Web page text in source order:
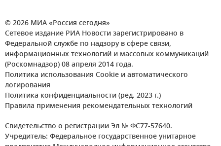
© 2026 МИА «Россия сегодня»
Сетевое издание РИА Новости зарегистрировано в
Федеральной службе по надзору в сфере связи,
информационных технологий и массовых коммуникаций
(Роскомнадзор) 08 апреля 2014 года.
Политика использования Cookie и автоматического
логирования
Политика конфиденциальности (ред. 2023 г.)
Правила применения рекомендательных технологий
Свидетельство о регистрации Эл № ФС77-57640.
Учредитель: Федеральное государственное унитарное